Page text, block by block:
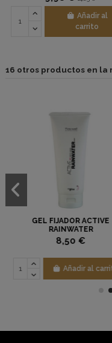
Añadir al
carrito
16 otros productos en la
GEL FIJADOR ACTIVE
RAINWATER
8,50 €
Añadir al